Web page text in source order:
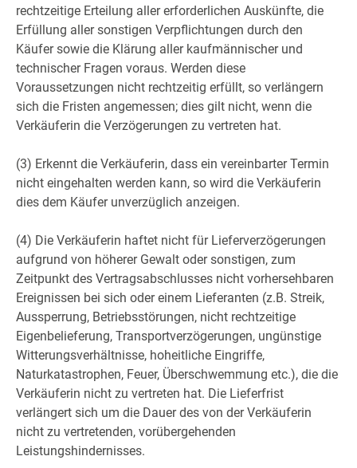
rechtzeitige Erteilung aller erforderlichen Auskünfte, die
Erfüllung aller sonstigen Verpflichtungen durch den
Käufer sowie die Klärung aller kaufmännischer und
technischer Fragen voraus. Werden diese
Voraussetzungen nicht rechtzeitig erfüllt, so verlängern
sich die Fristen angemessen; dies gilt nicht, wenn die
Verkäuferin die Verzögerungen zu vertreten hat.
(3) Erkennt die Verkäuferin, dass ein vereinbarter Termin
nicht eingehalten werden kann, so wird die Verkäuferin
dies dem Käufer unverzüglich anzeigen.
(4) Die Verkäuferin haftet nicht für Lieferverzögerungen
aufgrund von höherer Gewalt oder sonstigen, zum
Zeitpunkt des Vertragsabschlusses nicht vorhersehbaren
Ereignissen bei sich oder einem Lieferanten (z.B. Streik,
Aussperrung, Betriebsstörungen, nicht rechtzeitige
Eigenbelieferung, Transportverzögerungen, ungünstige
Witterungsverhältnisse, hoheitliche Eingriffe,
Naturkatastrophen, Feuer, Überschwemmung etc.), die die
Verkäuferin nicht zu vertreten hat. Die Lieferfrist
verlängert sich um die Dauer des von der Verkäuferin
nicht zu vertretenden, vorübergehenden
Leistungshindernisses.